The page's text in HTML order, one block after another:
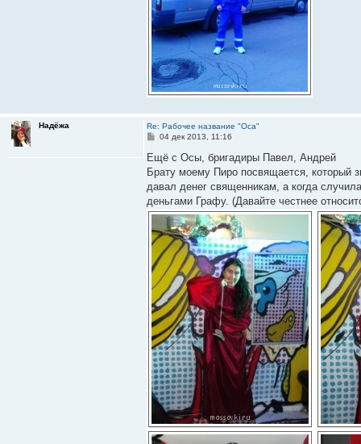
Надёжа
Re: Рабочее название "Оса"
С
о
б
щ
е
и
е
04 дек 2013, 11:16
Ещё с Осы, бригадиры Павел, Андрей
Брату моему Пиро посвящается, который
давал денег священникам, а когда
деньгами Графу. (Давайте честнее